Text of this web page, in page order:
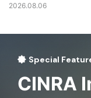
2026.08.06
Special
CINRA